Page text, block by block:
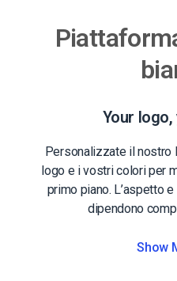
Your
Personalizzate il nostro
logo e i vostri colori per
primo piano. L’aspetto
dipendono
Show